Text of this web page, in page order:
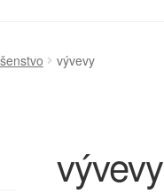
vývevy
vývevy